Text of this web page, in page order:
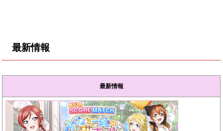
最新情報
最新情報